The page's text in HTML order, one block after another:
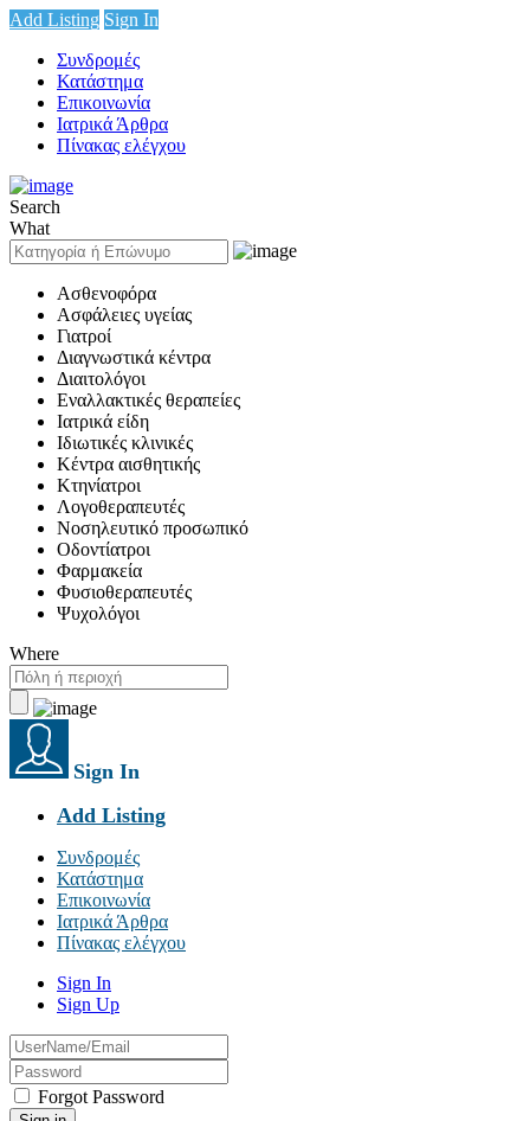
Add Listing Sign In
Συνδρομές
Κατάστημα
Επικοινωνία
Ιατρικά Άρθρα
Πίνακας ελέγχου
Search
What
Ασθενοφόρα
Ασφάλειες υγείας
Γιατροί
Διαγνωστικά κέντρα
Διαιτολόγοι
Εναλλακτικές θεραπείες
Ιατρικά είδη
Ιδιωτικές κλινικές
Κέντρα αισθητικής
Κτηνίατροι
Λογοθεραπευτές
Νοσηλευτικό προσωπικό
Οδοντίατροι
Φαρμακεία
Φυσιοθεραπευτές
Ψυχολόγοι
Where
Sign In
Add Listing
Συνδρομές
Κατάστημα
Επικοινωνία
Ιατρικά Άρθρα
Πίνακας ελέγχου
Sign In
Sign Up
Forgot Password